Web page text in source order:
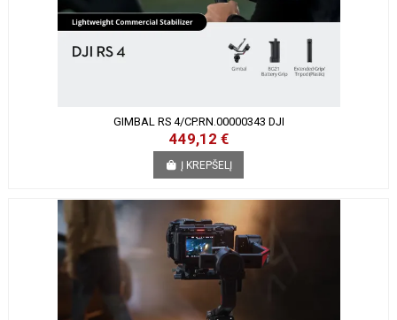
GIMBAL RS 4/CP.RN.00000343 DJI
449,12 €
Į KREPŠELĮ